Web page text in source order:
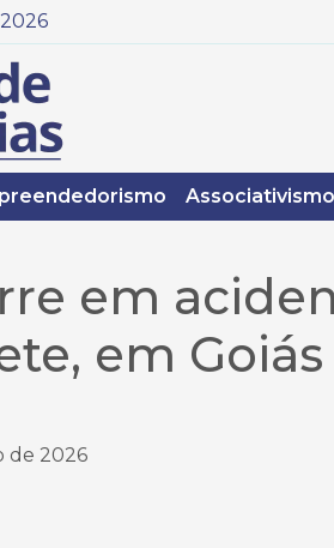
Associativismo
em
em Goiás
de 2026